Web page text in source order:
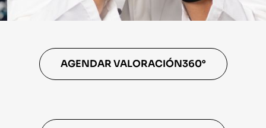
AGENDAR VALORACIÓN360°